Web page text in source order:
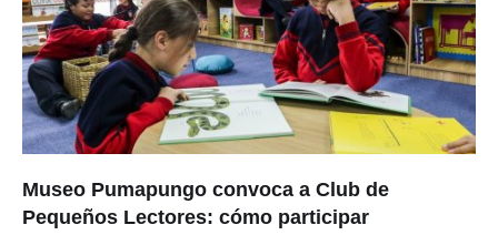
Museo Pumapungo convoca a Club de
Pequeños Lectores: cómo participar